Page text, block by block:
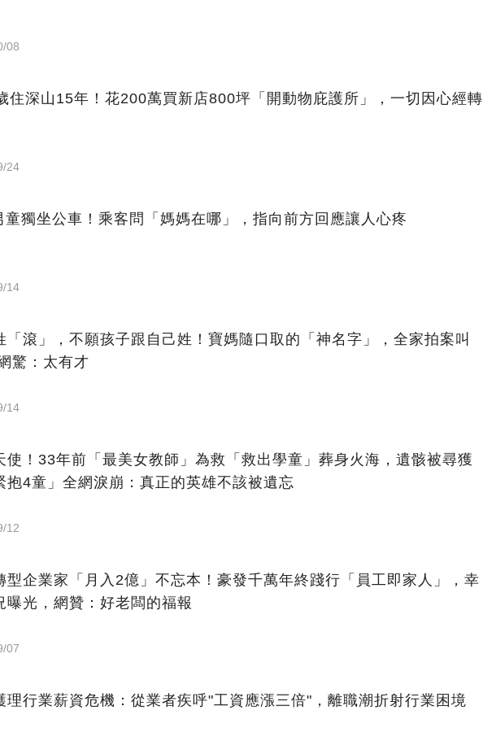
08
住深山15年！花200萬買新店800坪「開動物庇護所」，一切因心經轉
24
童獨坐公車！乘客問「媽媽在哪」，指向前方回應讓人心疼
14
「滾」，不願孩子跟自己姓！寶媽隨口取的「神名字」，全家拍案叫
驚：太有才
14
使！33年前「最美女教師」為救「救出學童」葬身火海，遺骸被尋獲
抱4童」全網淚崩：真正的英雄不該被遺忘
12
型企業家「月入2億」不忘本！豪發千萬年終踐行「員工即家人」，幸
曝光，網贊：好老闆的福報
07
理行業薪資危機：從業者疾呼"工資應漲三倍"，離職潮折射行業困境